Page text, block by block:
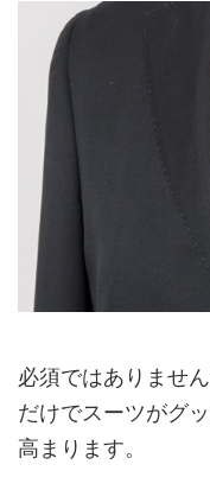
必須ではありませ
だけでスーツがグ
高まります。